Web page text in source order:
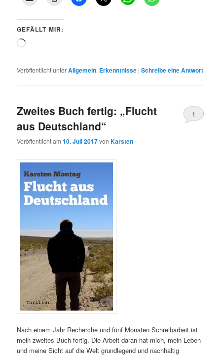
GEFÄLLT MIR:
Wird
Veröffentlicht unterAllgemein, Erkenntnisse |Schreibe eine Antwort
Zweites Buch fertig: „Flucht
aus Deutschland“
Veröffentlicht am10. Juli 2017vonKarsten
1
Nach einem Jahr Recherche und fünf Monaten Schreibarbeit ist
mein zweites Buch fertig. Die Arbeit daran hat mich, mein Leben
und meine Sicht auf die Welt grundlegend und nachhaltig